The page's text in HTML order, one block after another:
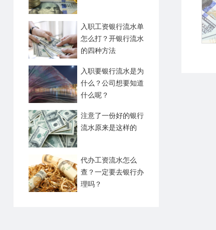
入职工资银行流水单
怎么打？开银行流水
的四种方法
入职要银行流水是为
什么？公司想要知道
什么呢？
注意了一份好的银行
流水原来是这样的
代办工资流水怎么
查？一定要去银行办
理吗？